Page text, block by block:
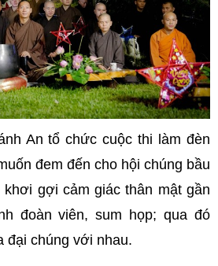
An tổ chức cuộc thi làm đèn
đem đến cho hội chúng bầu
khơi gợi cảm giác thân mật gần
đoàn viên, sum họp; qua đó
đại chúng với nhau.